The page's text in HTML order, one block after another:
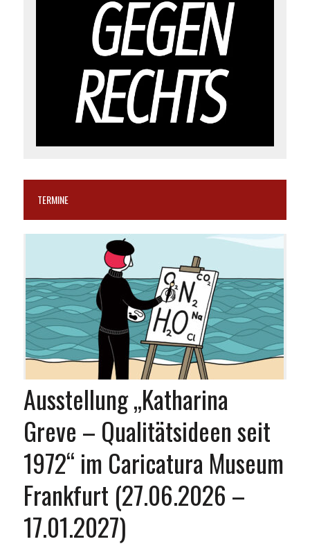
TERMINE
Ausstellung „Katharina
Greve – Qualitätsideen seit
1972“ im Caricatura Museum
Frankfurt (27.06.2026 –
17.01.2027)